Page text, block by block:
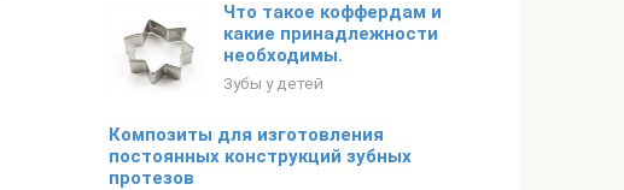
Что такое коффердам и
какие принадлежности
необходимы.
Зубы у детей
Композиты для изготовления
постоянных конструкций зубных
протезов